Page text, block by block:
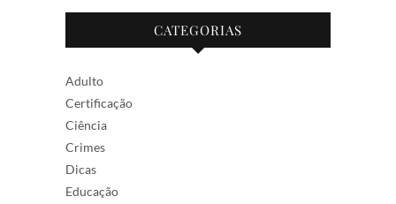
CATEGORIAS
Adulto
Certificação
Ciência
Crimes
Dicas
Educação